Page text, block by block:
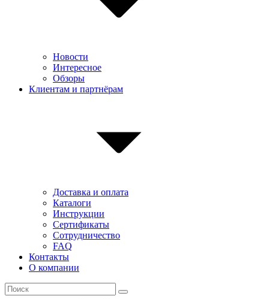
Новости
Интересное
Обзоры
Клиентам и партнёрам
Доставка и оплата
Каталоги
Инструкции
Сертификаты
Сотрудничество
FAQ
Контакты
О компании